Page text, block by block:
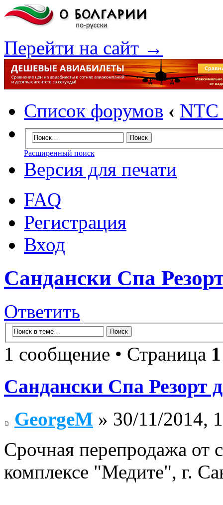
Перейти на сайт →
Список форумов ‹ NTC
Расширенный поиск
Версия для печати
FAQ
Регистрация
Вход
Сандански Спа
Ответить
1 сообщение • Страница 1
Сандански Спа Резорт
GeorgeM » 30/11/2014,
Срочная перепродажа от
комплексе "Медите", г.